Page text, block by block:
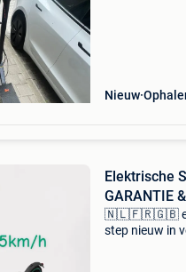
Nieuw
Elektrische Step NIEUW IN
GARANTIE
🇳🇱🇫🇷🇬🇧
step nieuw in